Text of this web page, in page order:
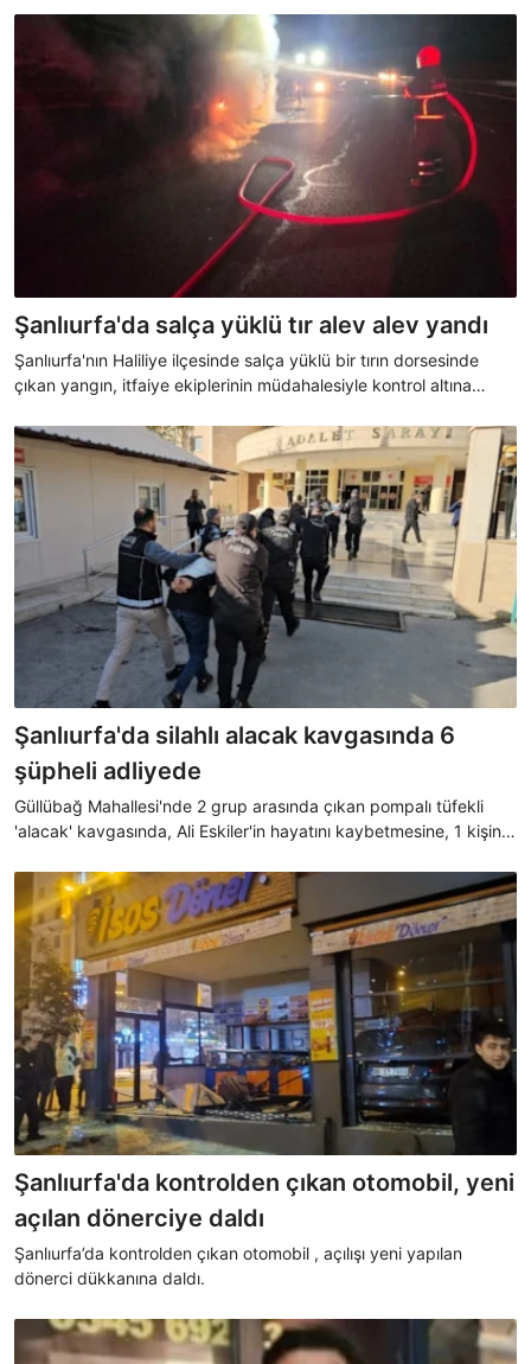
Şanlıurfa'da salça yüklü tır alev alev yandı
Şanlıurfa'nın Haliliye ilçesinde salça yüklü bir tırın dorsesinde
çıkan yangın, itfaiye ekiplerinin müdahalesiyle kontrol altına
Şanlıurfa'da silahlı alacak kavgasında 6
şüpheli adliyede
Güllübağ Mahallesi'nde 2 grup arasında çıkan pompalı tüfekli
'alacak' kavgasında, Ali Eskiler'in hayatını kaybetmesine, 1 kişinin
adliyeye sevk edildi.
Şanlıurfa'da kontrolden çıkan otomobil, yeni
açılan dönerciye daldı
Şanlıurfa’da kontrolden çıkan otomobil , açılışı yeni yapılan
dönerci dükkanına daldı.